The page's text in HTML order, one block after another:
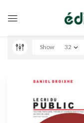
Show 32